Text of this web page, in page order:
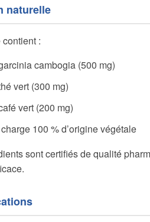
naturelle
:
cambogia (500 mg)
vert (300 mg)
vert (200 mg)
100 % d’origine végétale
sont certifiés de qualité